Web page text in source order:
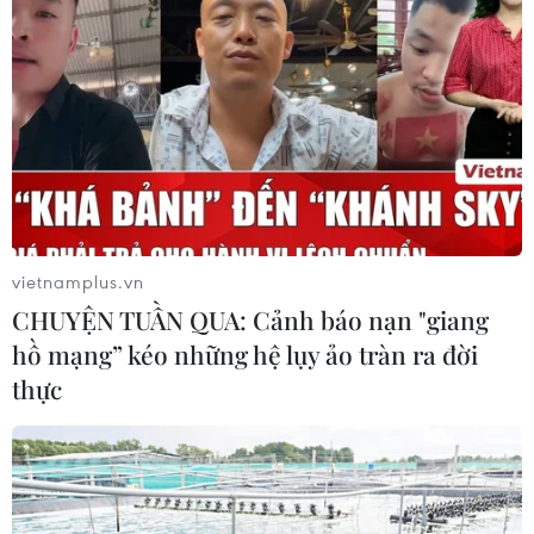
Bộ Y tế : Trên 22% người trưởng
thành thiếu vận động thể lực
31/07/2026 04:10
TP Hồ Chí Minh đồng hành để trẻ
mắc bệnh hiểm nghèo không lỡ cơ
30/07/2026 13:53
Bé trai 7 tuổi được ghép thận xuyên
Việt từ người hiến chết não
30/07/2026 12:52
vietnamplus.vn
CHUYỆN TUẦN QUA: Cảnh báo nạn "giang
hồ mạng” kéo những hệ lụy ảo tràn ra đời
thực